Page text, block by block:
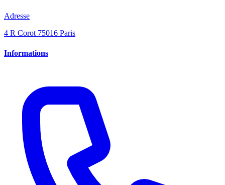
Adresse
4 R Corot 75016 Paris
Informations